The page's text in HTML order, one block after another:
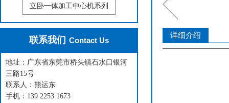
立卧一体加工中心机系列
联系我们 Contact Us
地址：广东省东莞市桥头镇石水口银河
三路15号
联系人：熊运东
手机：139 2253 1673
详细介绍